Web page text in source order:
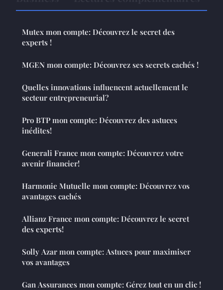
Mutex mon compte: Découvrez le secret des
experts !
MGEN mon compte: Découvrez ses secrets cachés !
Quelles innovations influencent actuellement le
secteur entrepreneurial?
Pro BTP mon compte: Découvrez des astuces
inédites!
Generali France mon compte: Découvrez votre
avenir financier!
Harmonie Mutuelle mon compte: Découvrez vos
avantages cachés
Allianz France mon compte: Découvrez le secret
des experts!
Solly Azar mon compte: Astuces pour maximiser
vos avantages
Gan Assurances mon compte: Gérez tout en un clic !